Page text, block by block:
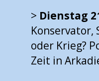
> Dienstag
Konservator,
oder Krieg?
Zeit in